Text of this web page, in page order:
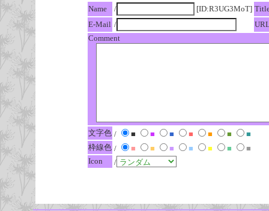
Name
/ [ID:R3UG3MoT]
E-Mail /
Comment
文字色 / ■ ■ ■ ■ ■ ■
■
枠線色 / ■ ■ ■ ■ ■ ■
■
Icon
/